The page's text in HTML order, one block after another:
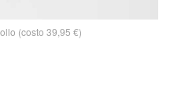
(costo 39,95 €)